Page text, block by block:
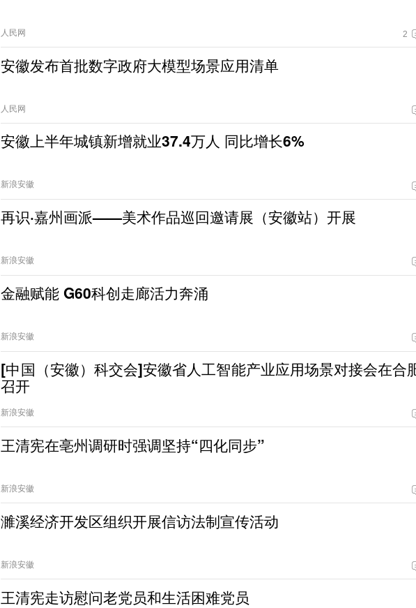
人民网 2
安徽发布首批数字政府大模型场景应用清单
人民网
安徽上半年城镇新增就业37.4万人 同比增长6%
新浪安徽
再识·嘉州画派——美术作品巡回邀请展（安徽站）开展
新浪安徽
金融赋能 G60科创走廊活力奔涌
新浪安徽
[中国（安徽）科交会]安徽省人工智能产业应用场景对接会在合
召开
新浪安徽
王清宪在亳州调研时强调坚持“四化同步”
新浪安徽
濉溪经济开发区组织开展信访法制宣传活动
新浪安徽
王清宪走访慰问老党员和生活困难党员